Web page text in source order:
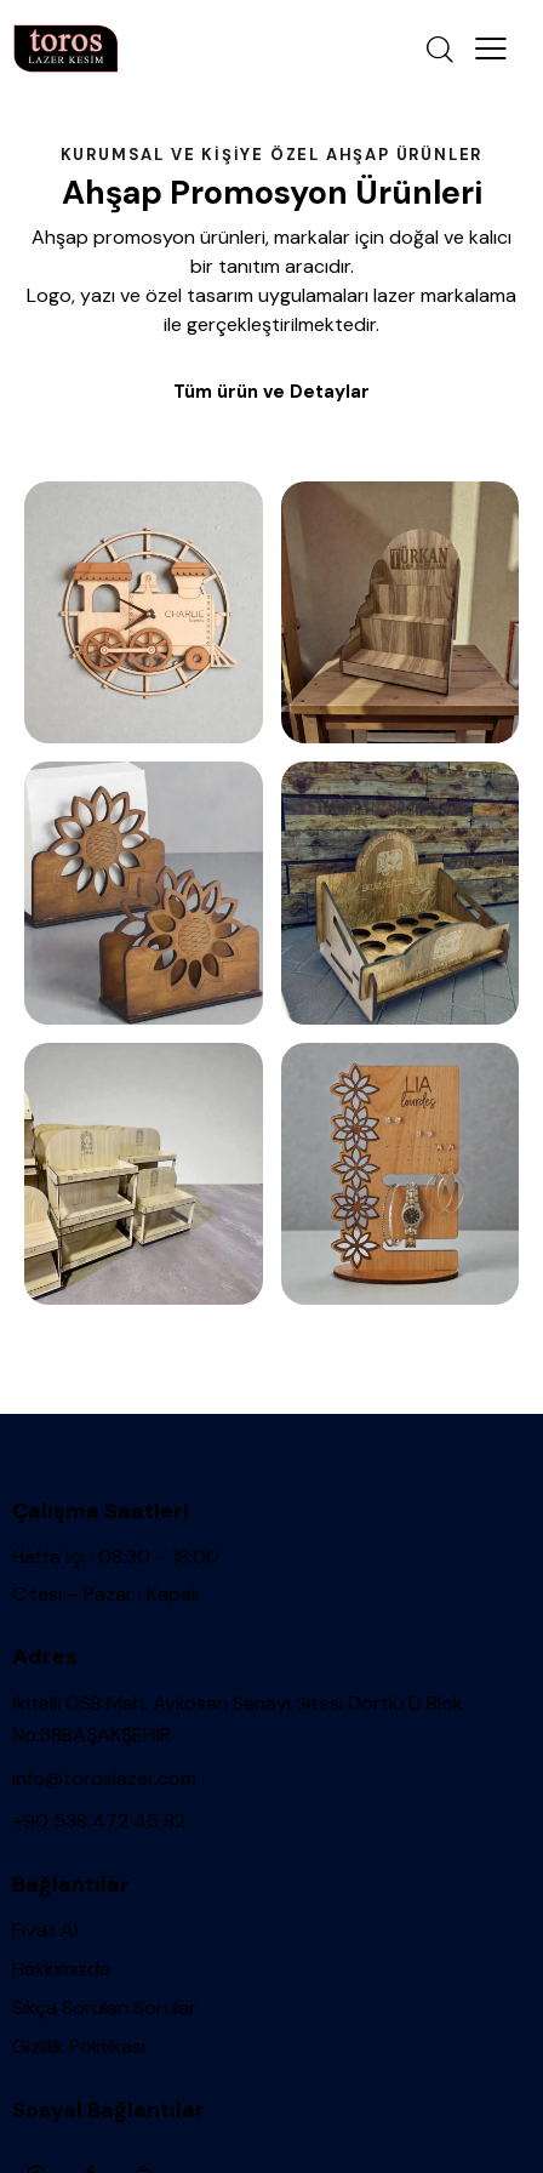
KURUMSAL VE KIŞIYE ÖZEL AHŞAP ÜRÜNLER
Ahşap Promosyon Ürünleri
Ahşap promosyon ürünleri, markalar için doğal ve kalıcı
bir tanıtım aracıdır.
Logo, yazı ve özel tasarım uygulamaları lazer markalama
ile gerçekleştirilmektedir.
Tüm ürün ve Detaylar
Çalışma Saatleri
Hafta İçi : 08:30 – 18:00
C.tesi – Pazar : Kapalı
Adres
İkitelli OSB Mah. Aykosan Sanayi Sitesi Dörtlü D Blok
No:38BAŞAKŞEHİR
info@toroslazer.com
+90 538 472 45 82
Bağlantılar
Fiyat Al
Hakkımızda
Sıkça Sorulan Sorular
Gizlilik Politikası
Sosyal Bağlantılar